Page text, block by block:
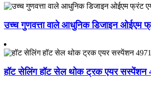
उच्च गुणवत्ता वाले आधुनिक डिजाइन ओईएम
हॉट सेलिंग हॉट सेल थोक ट्रक एयर